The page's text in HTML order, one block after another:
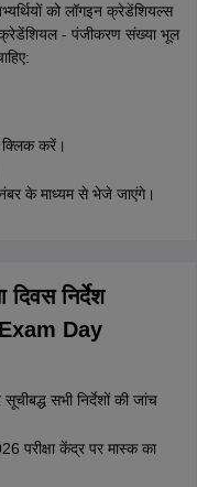
को लॉगइन क्रेडेंशियल्स
क्रेडेंशियल - पंजीकरण संख्या भूल
करें।
के माध्यम से भेजे जाएंगे।
दिवस निर्देश
Day
सभी निर्देशों की जांच
परीक्षा केंद्र पर मास्क का